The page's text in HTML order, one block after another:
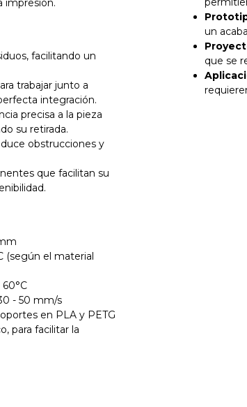
impresión.
facilitando un
trabajar junto a
integración.
precisa a la pieza
su retirada.
obstrucciones y
que facilitan su
(según el material
60°C
- 50 mm/s
en PLA y PETG
para facilitar la
un
que se